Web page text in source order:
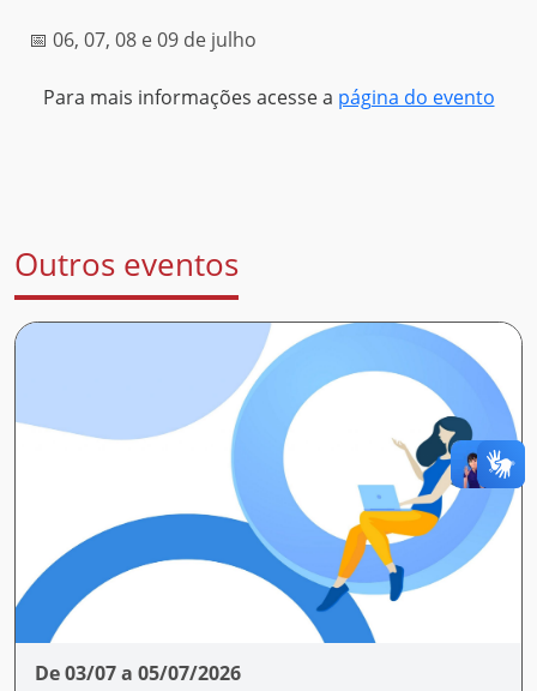
📅 06, 07, 08 e 09 de julho
Para mais informações acesse a página do evento
Outros eventos
De 03/07 a 05/07/2026